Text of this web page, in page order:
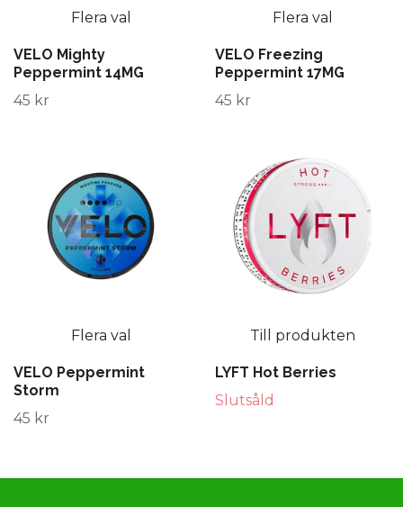
Flera val
VELO Mighty
Peppermint 14MG
45 kr
Flera val
VELO Freezing
Peppermint 17MG
45 kr
Flera val
VELO Peppermint
Storm
45 kr
Till produkten
LYFT Hot Berries
Slutsåld